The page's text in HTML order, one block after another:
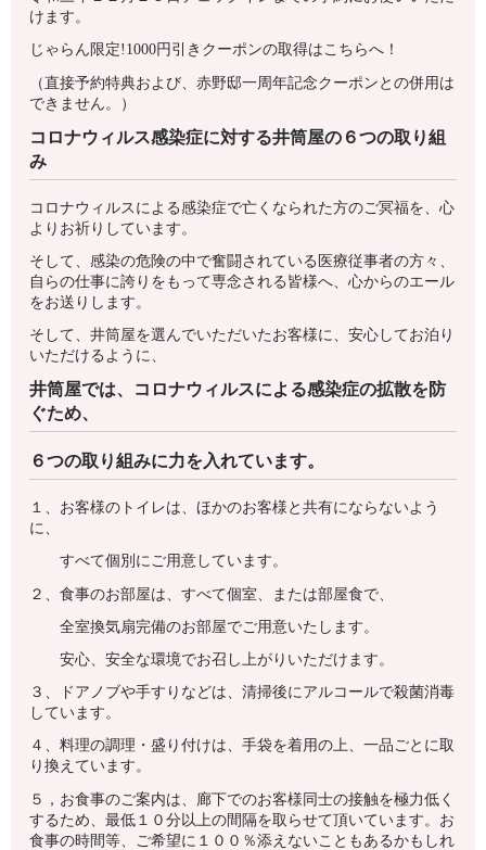
けます。
じゃらん限定!1000円引きクーポンの取得はこちらへ！
（直接予約特典および、赤野邸一周年記念クーポンとの併用は
できません。）
コロナウィルス感染症に対する井筒屋の６つの取り組
み
コロナウィルスによる感染症で亡くなられた方のご冥福を、心
よりお祈りしています。
そして、感染の危険の中で奮闘されている医療従事者の方々、
自らの仕事に誇りをもって専念される皆様へ、心からのエール
をお送りします。
そして、井筒屋を選んでいただいたお客様に、安心してお泊り
いただけるように、
井筒屋では、コロナウィルスによる感染症の拡散を防
ぐため、
６つの取り組みに力を入れています。
１、お客様のトイレは、ほかのお客様と共有にならないよう
に、
すべて個別にご用意しています。
２、食事のお部屋は、すべて個室、または部屋食で、
全室換気扇完備のお部屋でご用意いたします。
安心、安全な環境でお召し上がりいただけます。
３、ドアノブや手すりなどは、清掃後にアルコールで殺菌消毒
しています。
４、料理の調理・盛り付けは、手袋を着用の上、一品ごとに取
り換えています。
５，お食事のご案内は、廊下でのお客様同士の接触を極力低く
するため、最低１０分以上の間隔を取らせて頂いています。お
食事の時間等、ご希望に１００％添えないこともあるかもしれ